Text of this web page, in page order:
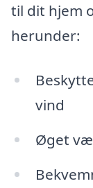
til dit hjem
herunder:
vind
Øget